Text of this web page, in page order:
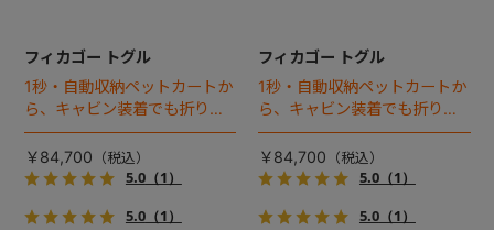
フィカゴー トグル
1秒・自動収納ペットカートか
ら、キャビン装着でも折りた
ためるモデルが登場！
￥84,700
5.0（1）
5.0（1）
フィカゴー トグル
1秒・自動収納ペットカートか
ら、キャビン装着でも折りた
ためるモデルが登場！
￥84,700
5.0（1）
5.0（1）